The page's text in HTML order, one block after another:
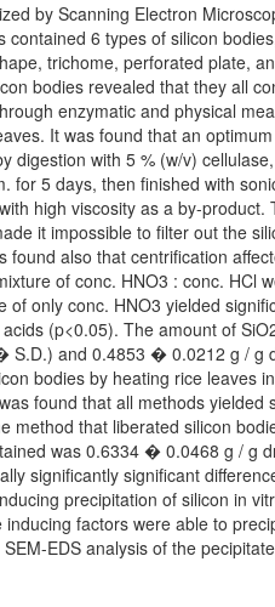
by Scanning Electron
6 types of silicon
trichome, perforated plate,
bodies revealed that they all
enzymatic and physical
It was found that an
digestion with 5 % (w/v)
for 5 days, then finished with
high viscosity as a by-product.
it impossible to filter out the
found also that centrification
of conc. HNO3 : conc. HCl
only conc. HNO3 yielded
(p<0.05). The amount of
and 0.4853 � 0.0212 g / g
bodies by heating rice leaves
found that all methods yielded
method that liberated silicon
was 0.6334 � 0.0468 g / g
significantly significant
precipitation of silicon in
factors were able to
EDS analysis of the